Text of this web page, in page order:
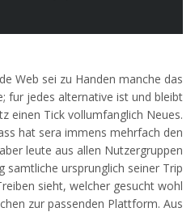
Web sei zu Handen manche das
fur jedes alternative ist und bleibt
einen Tick vollumfanglich Neues.
hat sera immens mehrfach den
leute aus allen Nutzergruppen
samtliche ursprunglich seiner Trip
sieht, welcher gesucht wohl
zur passenden Plattform. Aus